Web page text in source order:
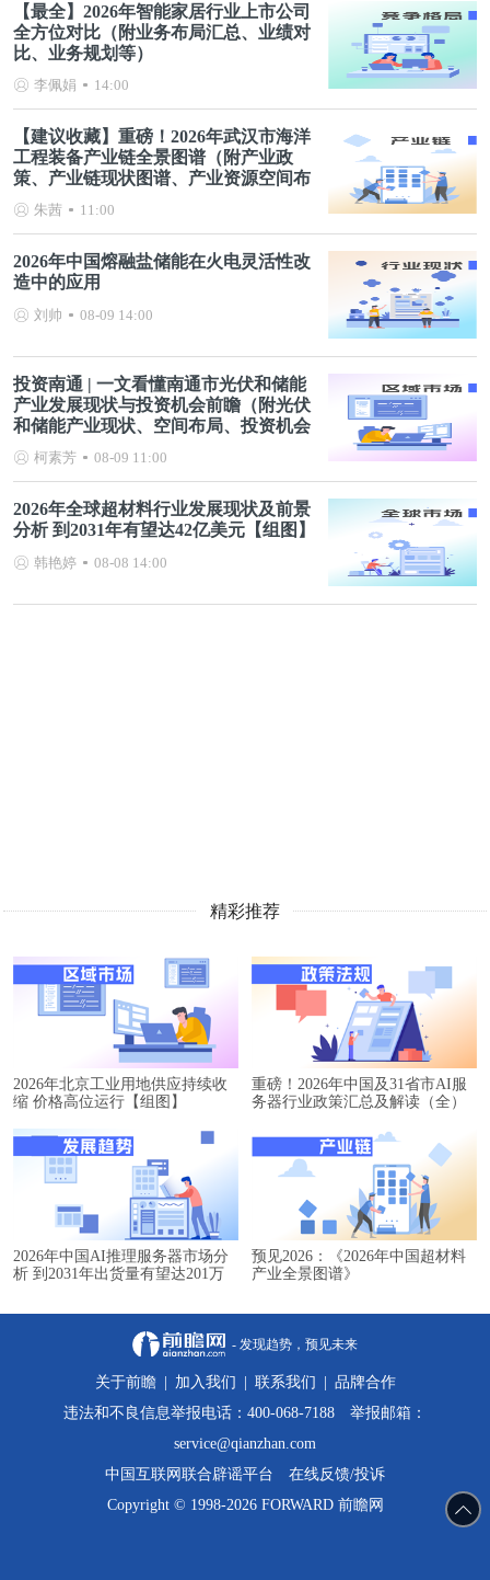
【最全】2026年智能家居行业上市公司
全方位对比（附业务布局汇总、业绩对
比、业务规划等）
李佩娟 14:00
【建议收藏】重磅！2026年武汉市海洋
工程装备产业链全景图谱（附产业政
策、产业链现状图谱、产业资源空间布
局、产业链发展规划）
朱茜 11:00
2026年中国熔融盐储能在火电灵活性改
造中的应用
刘帅 08-09 14:00
投资南通 | 一文看懂南通市光伏和储能
产业发展现状与投资机会前瞻（附光伏
和储能产业现状、空间布局、投资机会
分析等）
柯素芳 08-09 11:00
2026年全球超材料行业发展现状及前景
分析 到2031年有望达42亿美元【组图】
韩艳婷 08-08 14:00
精彩推荐
2026年北京工业用地供应持续收
缩 价格高位运行【组图】
重磅！2026年中国及31省市AI服
务器行业政策汇总及解读（全）
2026年中国AI推理服务器市场分
析 到2031年出货量有望达201万
预见2026：《2026年中国超材料
产业全景图谱》
- 发现趋势，预见未来
关于前瞻 加入我们 联系我们
品牌合作
违法和不良信息举报电话：400-068-7188 举报邮箱：
service@qianzhan.com
中国互联网联合辟谣平台
在线反馈/投诉
Copyright © 1998-2026 FORWARD 前瞻网